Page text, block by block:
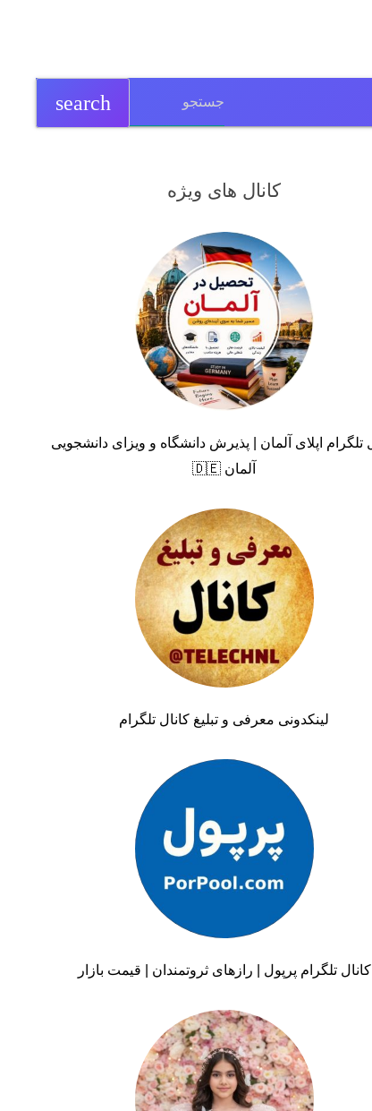
search
کانال های ویژه
تلگرام اپلای آلمان | پذیرش دانشگاه و ویزای دانشجویی
آلمان 🇩🇪
لینکدونی معرفی و تبلیغ کانال تلگرام
کانال تلگرام پرپول | رازهای ثروتمندان | قیمت بازار